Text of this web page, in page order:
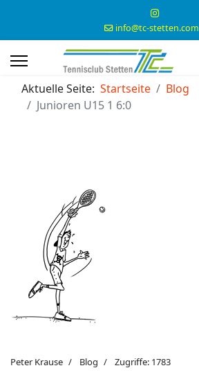
info@tc-stetten.com
Aktuelle Seite: Startseite
Blog
Junioren U15 1 6:0
Peter Krause Blog Zugriffe: 1783